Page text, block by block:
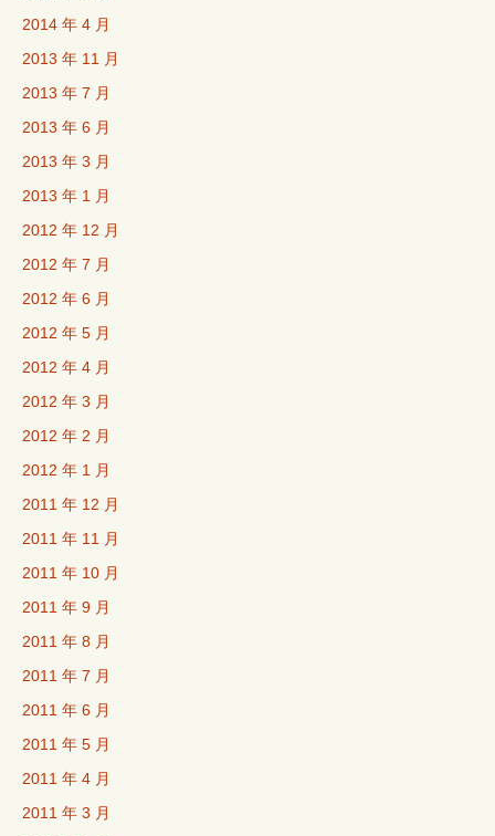
2014 年 4 月
2013 年 11 月
2013 年 7 月
2013 年 6 月
2013 年 3 月
2013 年 1 月
2012 年 12 月
2012 年 7 月
2012 年 6 月
2012 年 5 月
2012 年 4 月
2012 年 3 月
2012 年 2 月
2012 年 1 月
2011 年 12 月
2011 年 11 月
2011 年 10 月
2011 年 9 月
2011 年 8 月
2011 年 7 月
2011 年 6 月
2011 年 5 月
2011 年 4 月
2011 年 3 月